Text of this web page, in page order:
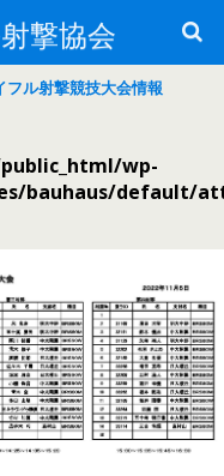
撃協会
ル射撃競技大会情報
wp-
bauhaus/default/